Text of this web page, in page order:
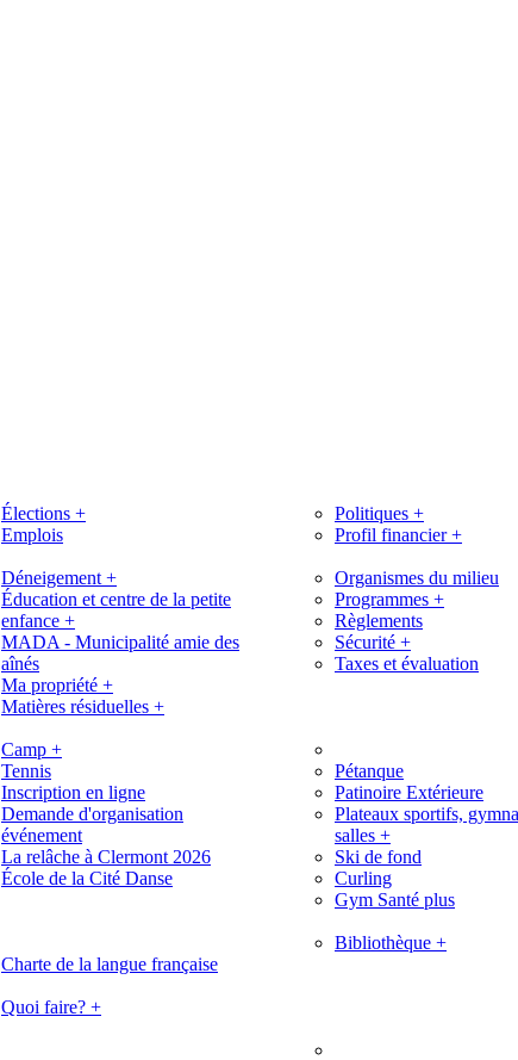
Élections +
Emplois
Politiques +
Profil financier+
Déneigement +
Éducation et centre de la petite
enfance +
MADA - Municipalité amie des
aînés
Ma propriété +
Matières résiduelles +
Organismes du milieu
Programmes +
Règlements
Sécurité +
Taxes et évaluation
Camp +
Tennis
Inscription en ligne
Demande d'organisation
événement
La relâche à Clermont 2026
École de la Cité Danse
Pétanque
Patinoire Extérieure
Plateaux sportifs,
salles +
Ski de fond
Curling
Gym Santé plus
Charte de la langue française
Bibliothèque +
Quoi faire? +